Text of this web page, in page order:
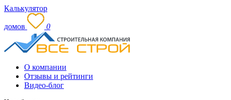
Калькулятор
домов 0
О компании
Отзывы и рейтинги
Видео-блог